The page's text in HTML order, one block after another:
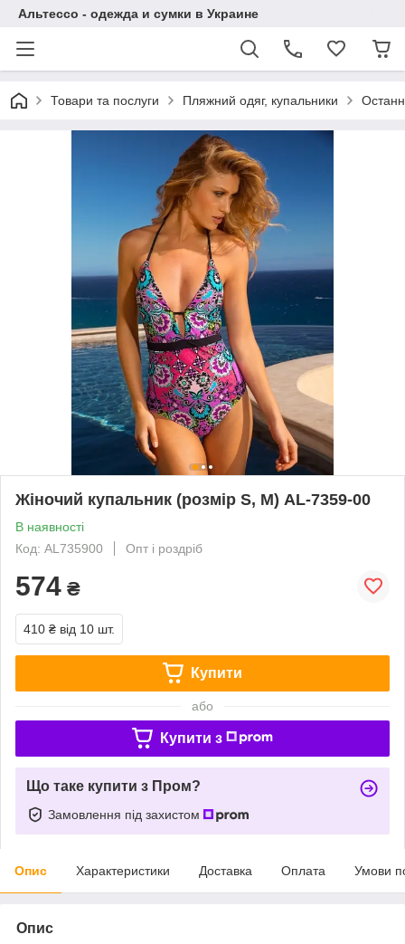
Альтессо - одежда и сумки в Украине
Товари та послуги Пляжний одяг, купальники
Жіночий купальник (розмір S, M) AL-7359-00
В наявності
Код: AL735900
Опт і роздріб
574 ₴
410 ₴ від 10 шт.
Купити
або
Купити з
Що таке купити з Пром?
Замовлення під захистом
Опис Характеристики Доставка Оплата Умови
Опис